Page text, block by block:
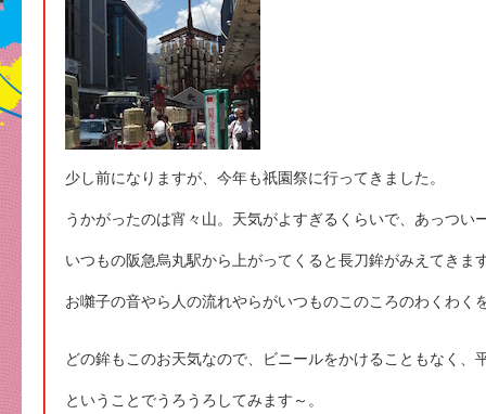
少し前になりますが、今年も祇園祭に行ってきました。
うかがったのは宵々山。天気がよすぎるくらいで、あっつい
いつもの阪急烏丸駅から上がってくると長刀鉾がみえてきま
お囃子の音やら人の流れやらがいつものこのころのわくわく
どの鉾もこのお天気なので、ビニールをかけることもなく、
ということでうろうろしてみます～。